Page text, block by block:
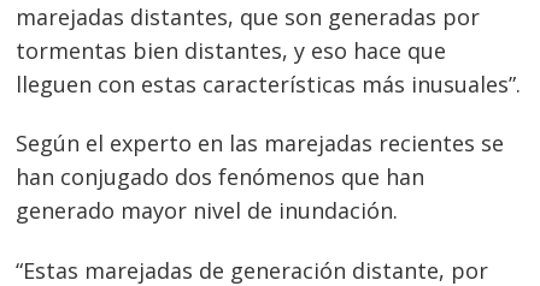
marejadas distantes, que son generadas por
tormentas bien distantes, y eso hace que
lleguen con estas características más inusuales”.
Según el experto en las marejadas recientes se
han conjugado dos fenómenos que han
generado mayor nivel de inundación.
“Estas marejadas de generación distante, por